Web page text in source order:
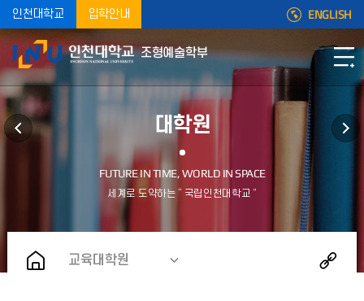
인천대학교 입학안내 ENGLISH
조형예술학부
대학원
교육대학원